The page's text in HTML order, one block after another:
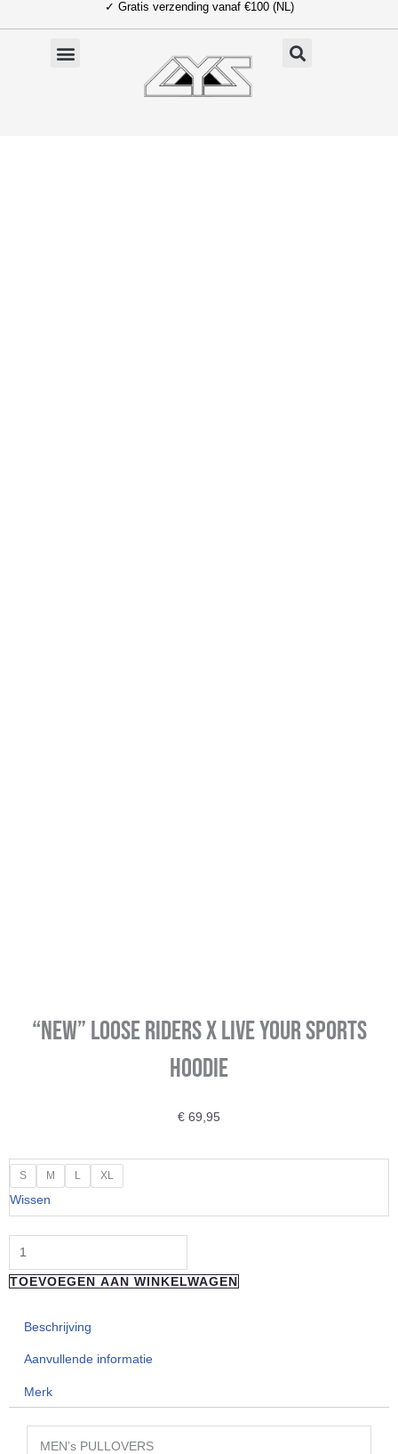
naar
✓ Gratis verzending vanaf €100 (NL)
“NEW” LOOSE RIDERS X Live your Sports
Hoodie
€ 69,95
S M L XL
Wissen
"NEW"
LOOSE
RIDERS
X
your
Hoodie
aantal
TOEVOEGEN AAN WINKELWAGEN
Beschrijving
Aanvullende informatie
Merk
MEN’s PULLOVERS